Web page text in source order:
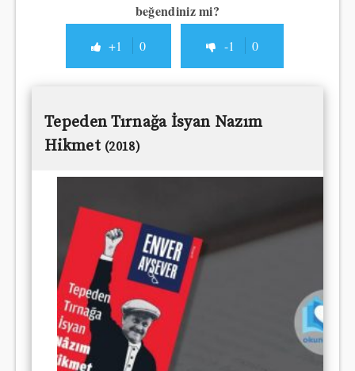
beğendiniz mi?
+1 0 -1 0
Tepeden Tırnağa İsyan Nazım
Hikmet (2018)